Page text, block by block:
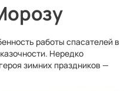
работы спасателей в
Нередко
зимних праздников —